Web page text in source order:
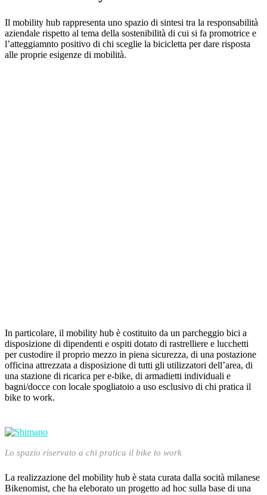
Il mobility hub rappresenta uno spazio di sintesi tra la responsabilità
aziendale rispetto al tema della sostenibilità di cui si fa promotrice e
l’atteggiamnto positivo di chi sceglie la bicicletta per dare risposta
alle proprie esigenze di mobilità.
In particolare, il mobility hub è costituito da un parcheggio bici a
disposizione di dipendenti e ospiti dotato di rastrelliere e lucchetti
per custodire il proprio mezzo in piena sicurezza, di una postazione
officina attrezzata a disposizione di tutti gli utilizzatori dell’area, di
una stazione di ricarica per e-bike, di armadietti individuali e
bagni/docce con locale spogliatoio a uso esclusivo di chi pratica il
bike to work.
Lo spazio riservato a chi pratica il bike to work
La realizzazione del mobility hub è stata curata dalla socità milanese
Bikenomist, che ha eleborato un progetto ad hoc sulla base di una